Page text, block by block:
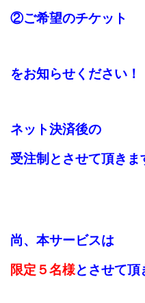
②ご希望のチケット
をお知らせください！
ネット決済後の
受注制とさせて頂きま
尚、本サービスは
限定５名様とさせて頂